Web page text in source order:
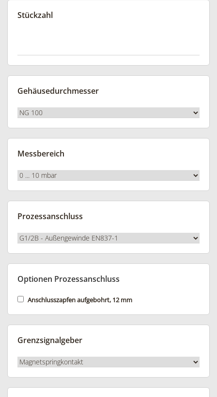
Stückzahl
Gehäusedurchmesser
Messbereich
Prozessanschluss
Optionen Prozessanschluss
Anschlusszapfen aufgebohrt, 12 mm
Grenzsignalgeber